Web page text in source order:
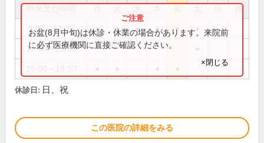
祝
9:00～12:30 ● ● ● ● ●
14:00～15:30
お盆(8月中旬)は休診・休業の場合があります。来院前
に必ず医療機関に直接ご確認ください。
×閉じる
休診日: 日、祝
この医院の詳細をみる